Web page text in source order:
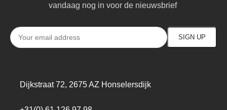
vandaag nog in voor de nieuwsbrief
Dijkstraat 72, 2675 AZ Honselersdijk